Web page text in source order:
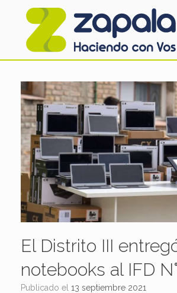
El Distrito III
notebooks al IFD
Publicado el 13 septiembre 2021